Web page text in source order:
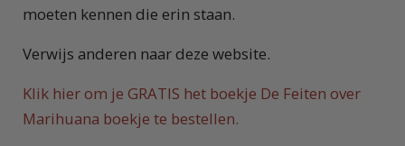
moeten kennen die erin staan.
Verwijs anderen naar deze website.
Klik hier om je GRATIS het boekje De Feiten over
Marihuana boekje te bestellen.